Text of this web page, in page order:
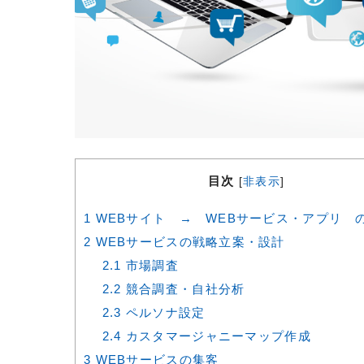
目次 [非表示]
1 WEBサイト → WEBサービス・アプリ
2 WEBサービスの戦略立案・設計
2.1 市場調査
2.2 競合調査・自社分析
2.3 ペルソナ設定
2.4 カスタマージャニーマップ作成
3 WEBサービスの集客